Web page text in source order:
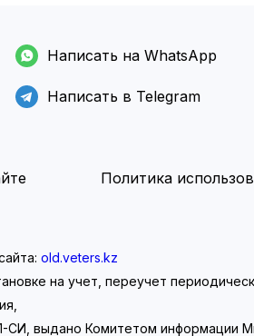
Написать на WhatsApp
Написать в Telegram
Политика
old.veters.kz
на учет, переучет
СИ, выдано Комитетом информации